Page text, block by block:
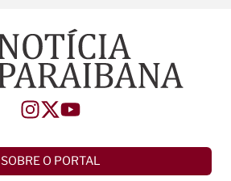
SOBRE O PORTAL